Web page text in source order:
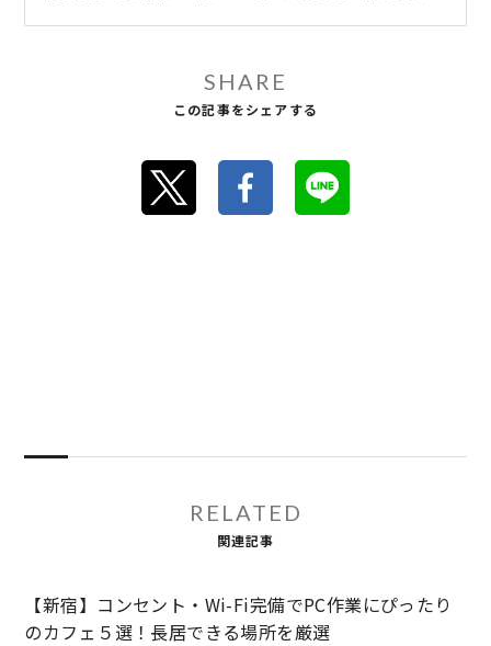
SHARE
この記事をシェアする
RELATED
関連記事
【新宿】コンセント・Wi-Fi完備でPC作業にぴったり
のカフェ５選！長居できる場所を厳選